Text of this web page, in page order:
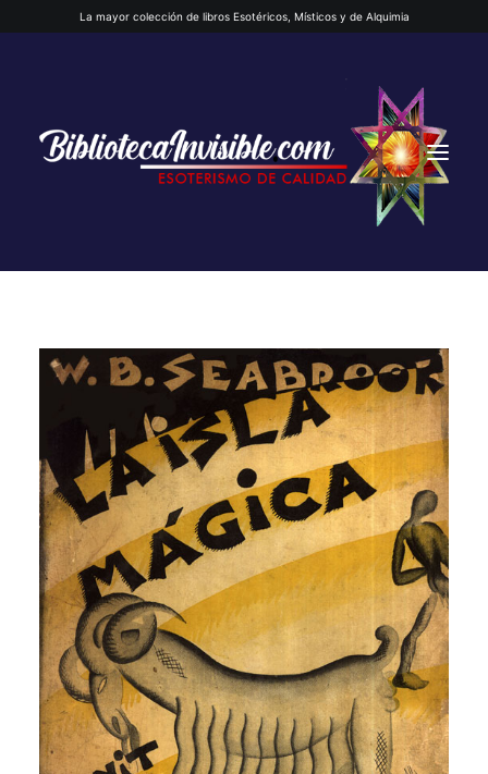
La mayor colección de libros Esotéricos, Místicos y de Alquimia
INICIO
QUIENES SOMOS
CATEGORÍAS
AUTORES DESTACADOS
GLOSARIO
CONTACTO